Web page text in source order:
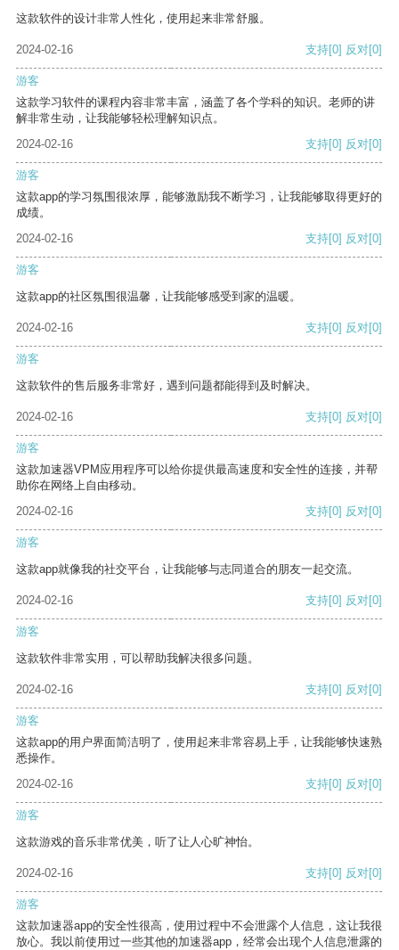
这款软件的设计非常人性化，使用起来非常舒服。
2024-02-16 支持[0] 反对[0]
游客
这款学习软件的课程内容非常丰富，涵盖了各个学科的知识。老师的讲
解非常生动，让我能够轻松理解知识点。
2024-02-16
支持[0] 反对[0]
游客
这款app的学习氛围很浓厚，能够激励我不断学习，让我能够取得更好的
成绩。
2024-02-16
支持[0] 反对[0]
游客
这款app的社区氛围很温馨，让我能够感受到家的温暖。
2024-02-16 支持[0] 反对[0]
游客
这款软件的售后服务非常好，遇到问题都能得到及时解决。
2024-02-16 支持[0] 反对[0]
游客
这款加速器VPM应用程序可以给你提供最高速度和安全性的连接，并帮
助你在网络上自由移动。
2024-02-16
支持[0] 反对[0]
游客
这款app就像我的社交平台，让我能够与志同道合的朋友一起交流。
2024-02-16 支持[0] 反对[0]
游客
这款软件非常实用，可以帮助我解决很多问题。
2024-02-16 支持[0] 反对[0]
游客
这款app的用户界面简洁明了，使用起来非常容易上手，让我能够快速熟
悉操作。
2024-02-16
支持[0] 反对[0]
游客
这款游戏的音乐非常优美，听了让人心旷神怡。
2024-02-16 支持[0] 反对[0]
游客
这款加速器app的安全性很高，使用过程中不会泄露个人信息，这让我很
放心。我以前使用过一些其他的加速器app，经常会出现个人信息泄露的